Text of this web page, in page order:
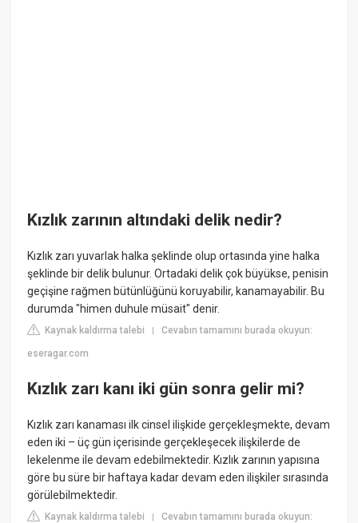
Kızlık zarının altındaki delik nedir?
Kızlık zarı yuvarlak halka şeklinde olup ortasında yine halka
şeklinde bir delik bulunur. Ortadaki delik çok büyükse, penisin
geçişine rağmen bütünlüğünü koruyabilir, kanamayabilir. Bu
durumda "himen duhule müsait" denir.
Kaynak kaldırma talebi |Cevabın tamamını burada okuyun:
eseragar.com
Kızlık zarı kanı iki gün sonra gelir mi?
Kızlık zarı kanaması ilk cinsel ilişkide gerçekleşmekte, devam
eden iki – üç gün içerisinde gerçekleşecek ilişkilerde de
lekelenme ile devam edebilmektedir. Kızlık zarının yapısına
göre bu süre bir haftaya kadar devam eden ilişkiler sırasında
görülebilmektedir.
Kaynak kaldırma talebi |Cevabın tamamını burada okuyun: